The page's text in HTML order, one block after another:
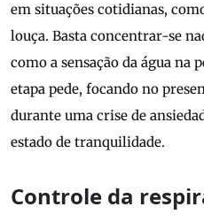
em situações cotidianas,
louça. Basta concentrar-se
como a sensação da água na
etapa pede, focando no
durante uma crise de
estado de tranquilidade.
Controle da